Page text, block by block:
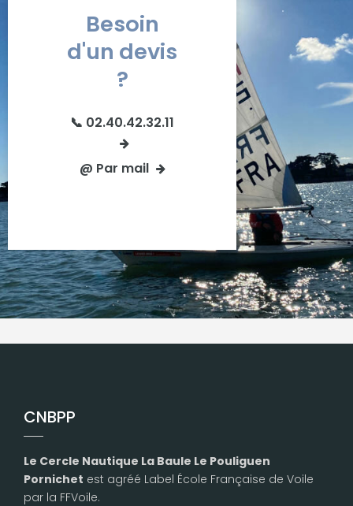
Besoin
d'un devis
?
📞 02.40.42.32.11
@ Par mail
CNBPP
Le Cercle Nautique La Baule Le Pouliguen
Pornichet est agréé Label École Française de Voile
par la FFVoile.